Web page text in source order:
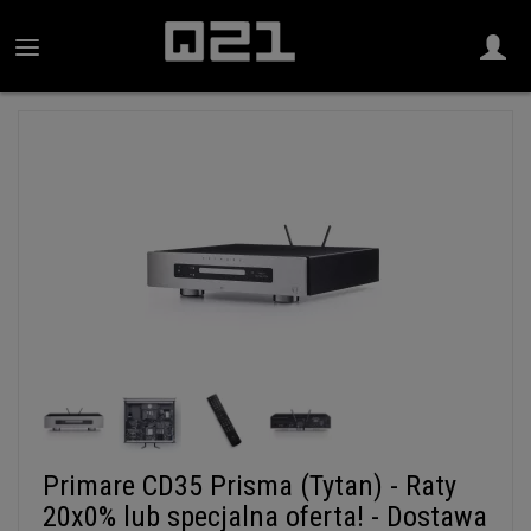
Primare CD35 Prisma (Tytan) - Raty
20x0% lub specjalna oferta! - Dostawa